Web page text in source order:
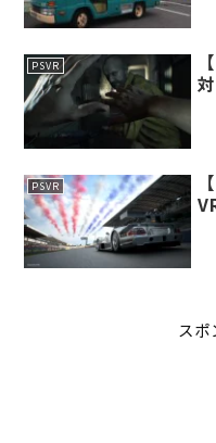
PSVR
PSVR
スポ